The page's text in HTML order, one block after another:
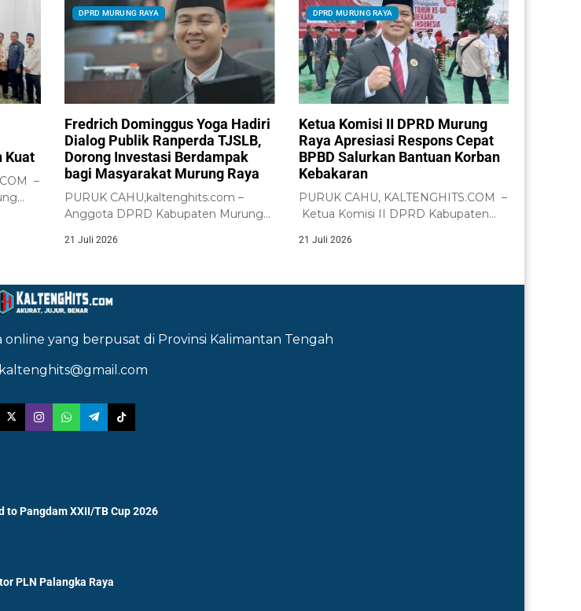
Kuat
–
DPRD MURUNG RAYA
Fredrich Dominggus Yoga Hadiri
Dialog Publik Ranperda TJSLB,
Dorong Investasi Berdampak
bagi Masyarakat Murung Raya
PURUK CAHU,kaltenghits.com –
Anggota DPRD Kabupaten Murung
S.H.,...
21 Juli 2026
DPRD MURUNG RAYA
Ketua Komisi II DPRD Murung
Raya Apresiasi Respons Cepat
BPBD Salurkan Bantuan Korban
Kebakaran
PURUK CAHU, KALTENGHITS.COM –
Ketua Komisi II DPRD Kabupaten
21 Juli 2026
yang berpusat di Provinsi Kalimantan Tengah
to Pangdam XXII/TB Cup 2026
PLN Palangka Raya